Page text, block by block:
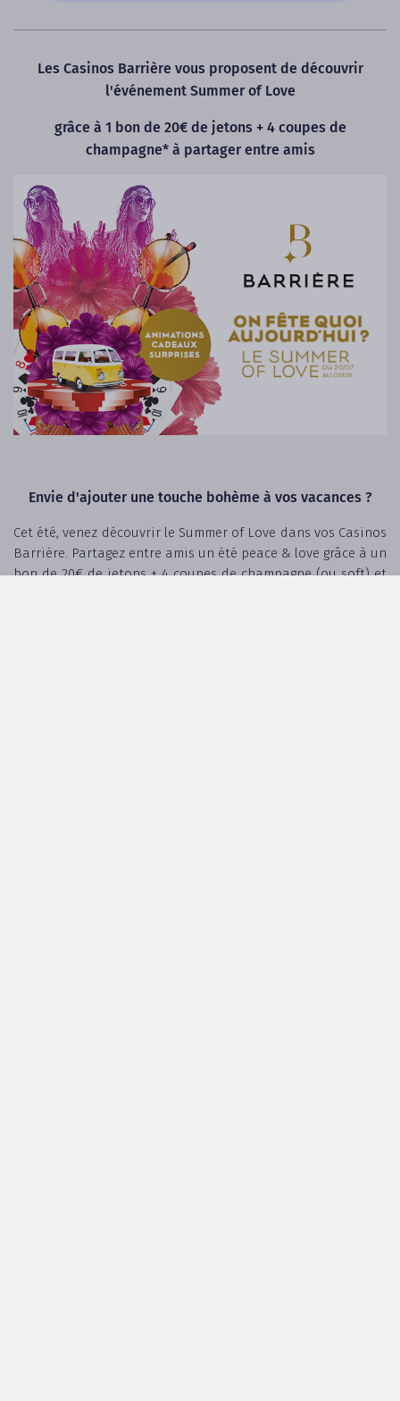
Les Casinos Barrière vous proposent de découvrir
l'événement Summer of Love
grâce à 1 bon de 20€ de jetons + 4 coupes de
champagne* à partager entre amis
Envie d'ajouter une touche bohème à vos vacances ?
Cet été, venez découvrir le Summer of Love dans vos Casinos
Barrière. Partagez entre amis un été peace & love grâce à un
bon de 20€ de jetons + 4 coupes de champagne (ou soft) et